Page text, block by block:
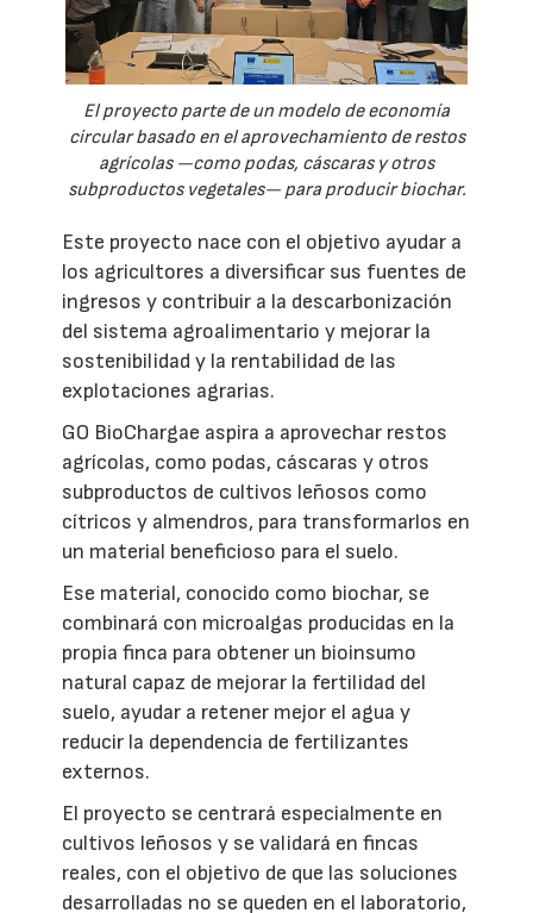
El proyecto parte de un modelo de economía
circular basado en el aprovechamiento de restos
agrícolas —como podas, cáscaras y otros
subproductos vegetales— para producir biochar.
Este proyecto nace con el objetivo ayudar a
los agricultores a diversificar sus fuentes de
ingresos y contribuir a la descarbonización
del sistema agroalimentario y mejorar la
sostenibilidad y la rentabilidad de las
explotaciones agrarias.
GO BioChargae aspira a aprovechar restos
agrícolas, como podas, cáscaras y otros
subproductos de cultivos leñosos como
cítricos y almendros, para transformarlos en
un material beneficioso para el suelo.
Ese material, conocido como biochar, se
combinará con microalgas producidas en la
propia finca para obtener un bioinsumo
natural capaz de mejorar la fertilidad del
suelo, ayudar a retener mejor el agua y
reducir la dependencia de fertilizantes
externos.
El proyecto se centrará especialmente en
cultivos leñosos y se validará en fincas
reales, con el objetivo de que las soluciones
desarrolladas no se queden en el laboratorio,